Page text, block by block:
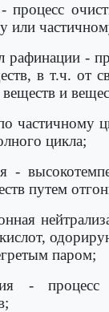
процесс
или
рафинации -
в т.ч. от
и
частичному
цикла;
-
путем
паром;
- процесс